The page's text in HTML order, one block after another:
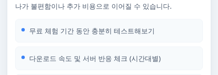
나가 불편함이나 추가 비용으로 이어질 수 있습니다.
무료 체험 기간 동안 충분히 테스트해보기
다운로드 속도 및 서버 반응 체크 (시간대별)